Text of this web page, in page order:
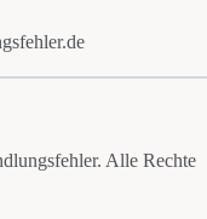
Alle Rechte